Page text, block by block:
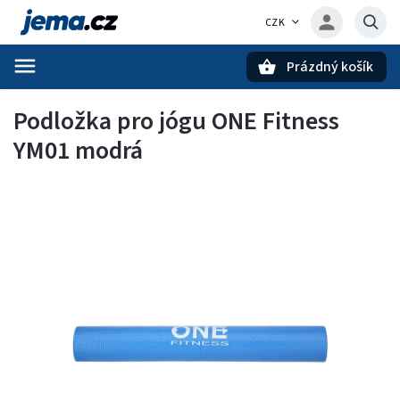
CZK
Prázdný košík
Podložka pro jógu ONE Fitness
YM01 modrá